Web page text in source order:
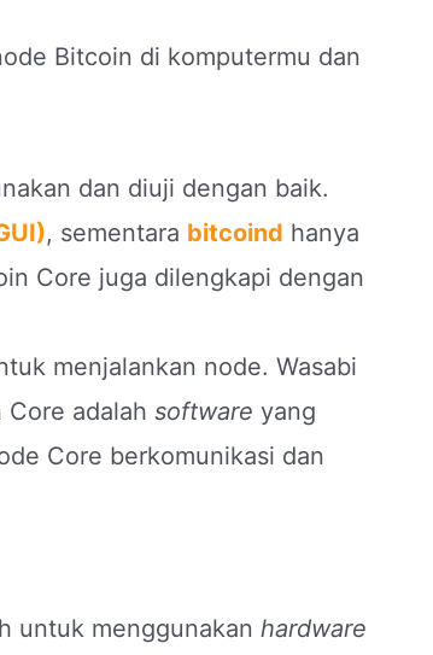
Bitcoin di komputermu dan
dan diuji dengan baik.
, sementara bitcoind hanya
Core juga dilengkapi dengan
menjalankan node. Wasabi
adalah software yang
Core berkomunikasi dan
untuk menggunakan hardware